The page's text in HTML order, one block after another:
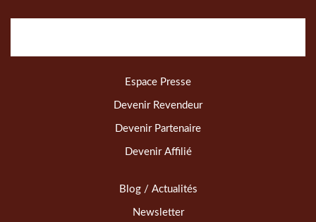
Espace Presse
Devenir Revendeur
Devenir Partenaire
Devenir Affilié
Blog / Actualités
Newsletter